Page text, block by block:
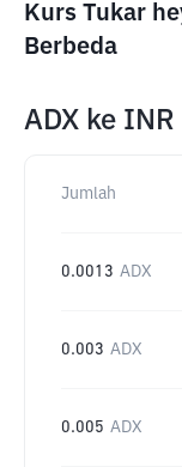
Kurs Tukar
Berbeda
ADX ke INR
Jumlah
0.0013 ADX
0.003 ADX
0.005 ADX